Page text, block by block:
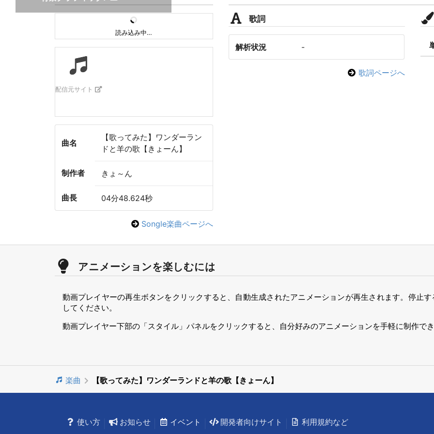
読み込み中…
配信元サイト
曲名
【歌ってみた】ワンダーラン
ドと羊の歌【きょーん】
制作者 きょ～ん
曲長 04分48.624秒
Songle楽曲ページへ
歌詞
解析状況 -
歌詞ページへ
アニメーションを楽しむには
動画プレイヤーの再生ボタンをクリックすると、自動生成されたアニメーションが再生されます。停止
してください。
動画プレイヤー下部の「スタイル」パネルをクリックすると、自分好みのアニメーションを手軽に制作でき
楽曲 【歌ってみた】ワンダーランドと羊の歌【きょーん】
使い方 お知らせ イベント 開発者向けサイト 利用規約など